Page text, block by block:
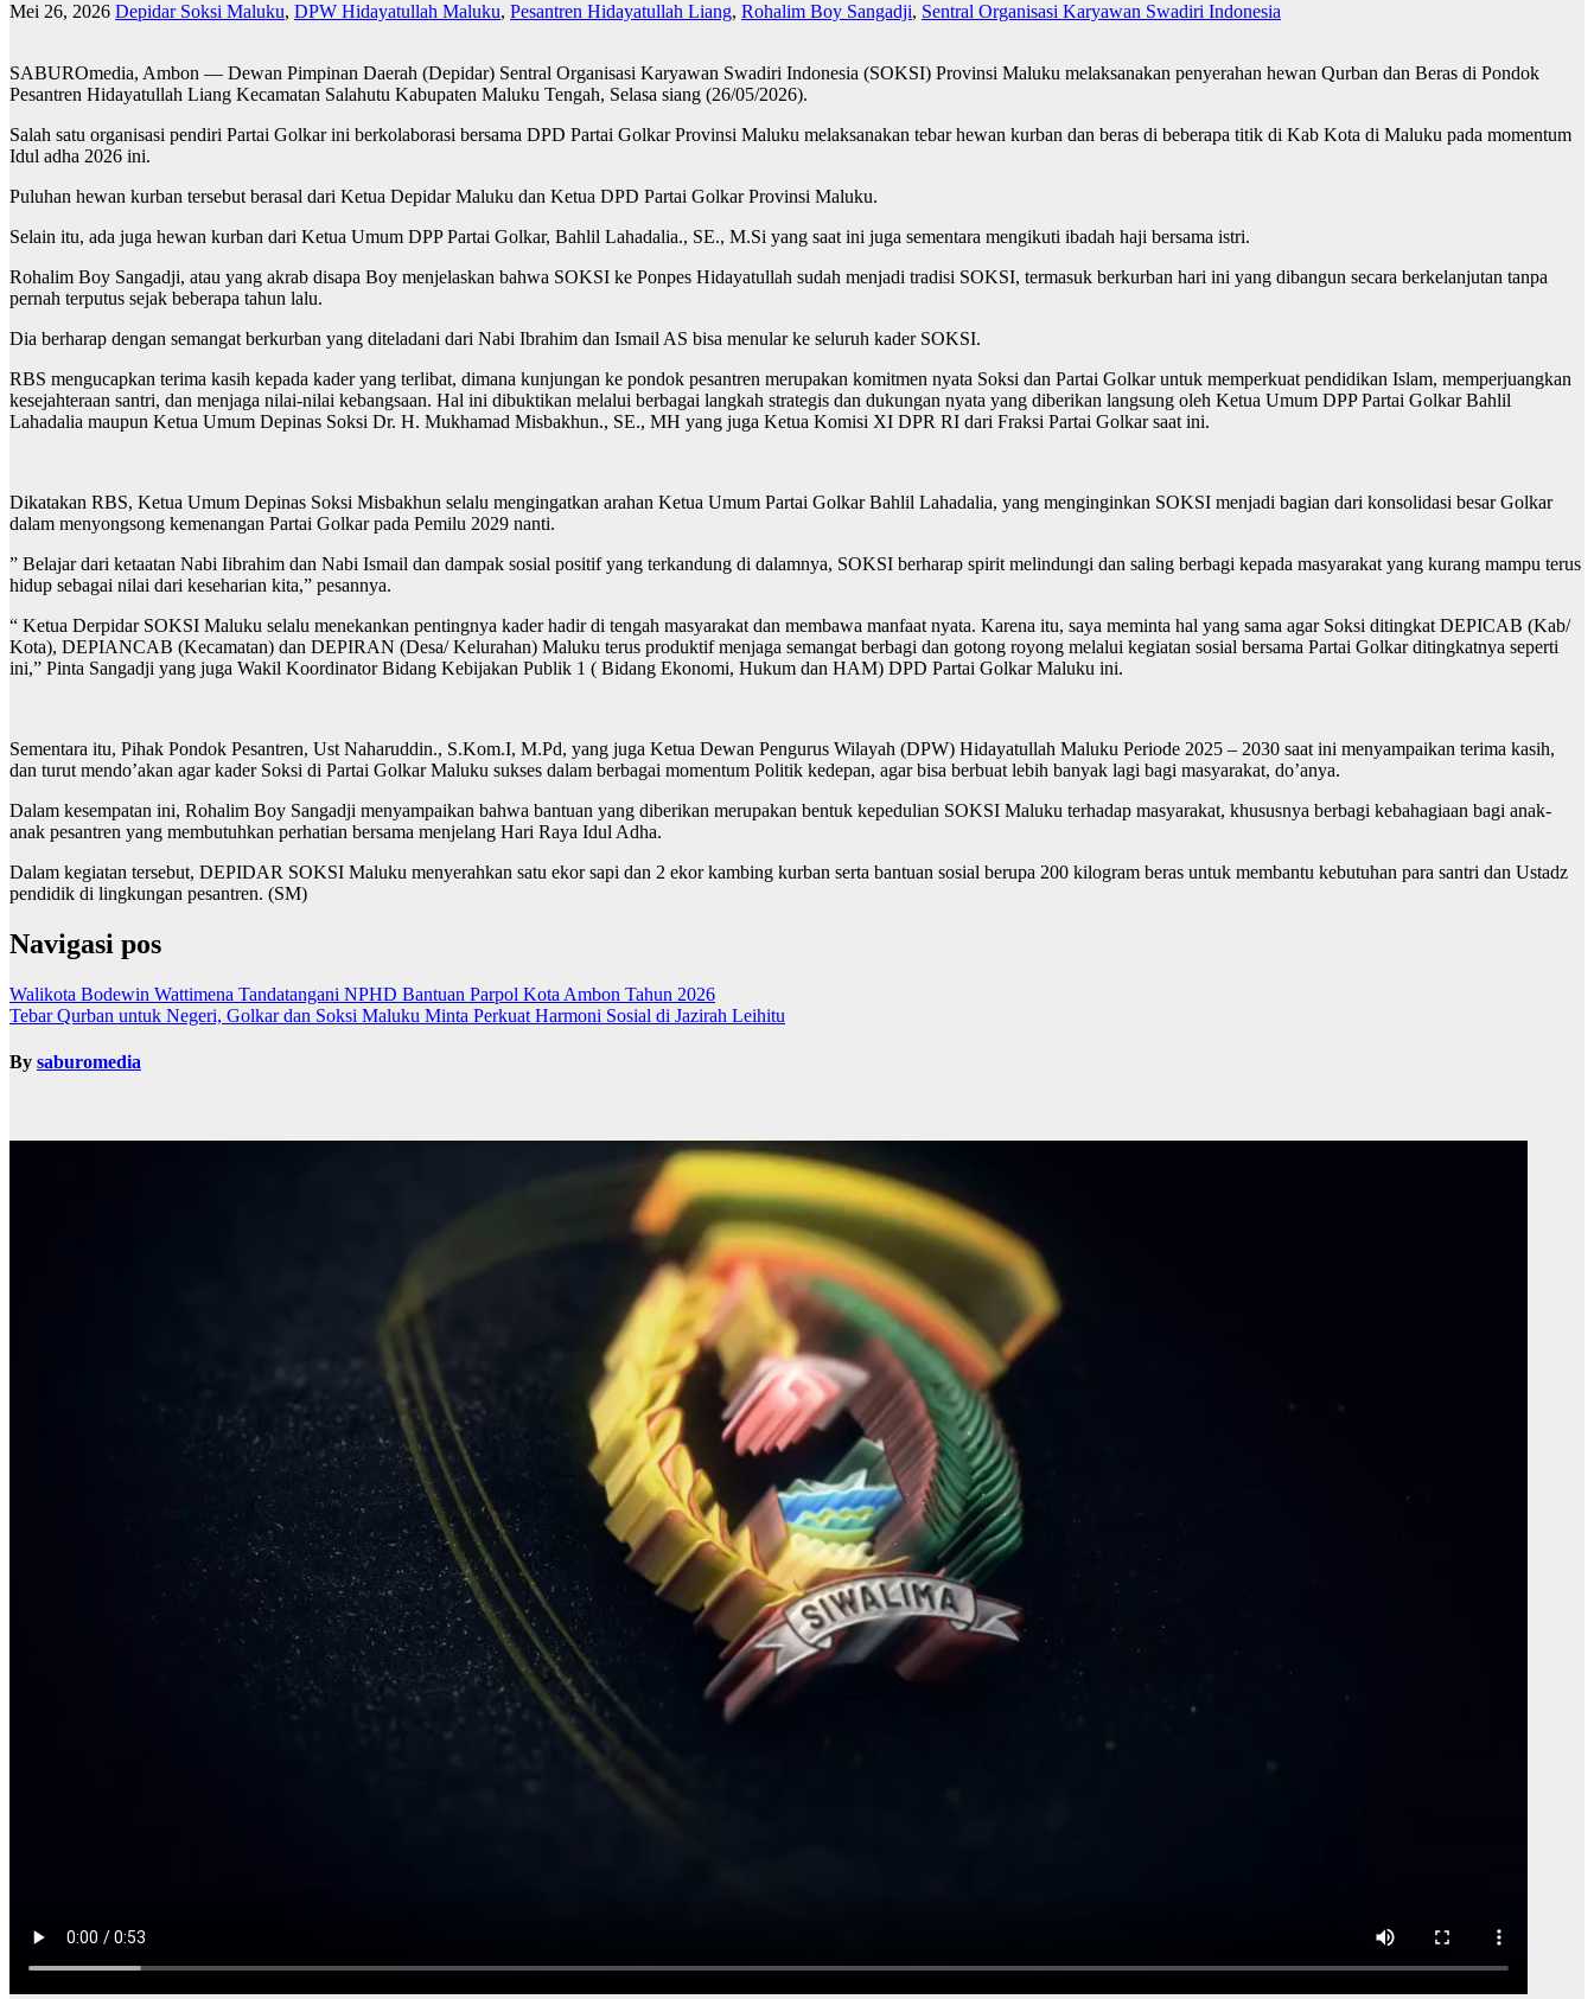
Mei 26, 2026 Depidar Soksi Maluku, DPW Hidayatullah Maluku, Pesantren Hidayatullah Liang, Rohalim Boy Sangadji, Sentral Organisasi Karyawan Swadiri Indonesia
SABUROmedia, Ambon — Dewan Pimpinan Daerah (Depidar) Sentral Organisasi Karyawan Swadiri Indonesia (SOKSI) Provinsi Maluku melaksanakan penyerahan hewan Qurban dan Beras di Pondok
Pesantren Hidayatullah Liang Kecamatan Salahutu Kabupaten Maluku Tengah, Selasa siang (26/05/2026).
Salah satu organisasi pendiri Partai Golkar ini berkolaborasi bersama DPD Partai Golkar Provinsi Maluku melaksanakan tebar hewan kurban dan beras di beberapa titik di Kab Kota di Maluku pada momentum
Idul adha 2026 ini.
Puluhan hewan kurban tersebut berasal dari Ketua Depidar Maluku dan Ketua DPD Partai Golkar Provinsi Maluku.
Selain itu, ada juga hewan kurban dari Ketua Umum DPP Partai Golkar, Bahlil Lahadalia., SE., M.Si yang saat ini juga sementara mengikuti ibadah haji bersama istri.
Rohalim Boy Sangadji, atau yang akrab disapa Boy menjelaskan bahwa SOKSI ke Ponpes Hidayatullah sudah menjadi tradisi SOKSI, termasuk berkurban hari ini yang dibangun secara berkelanjutan tanpa
pernah terputus sejak beberapa tahun lalu.
Dia berharap dengan semangat berkurban yang diteladani dari Nabi Ibrahim dan Ismail AS bisa menular ke seluruh kader SOKSI.
RBS mengucapkan terima kasih kepada kader yang terlibat, dimana kunjungan ke pondok pesantren merupakan komitmen nyata Soksi dan Partai Golkar untuk memperkuat pendidikan Islam, memperjuangkan
kesejahteraan santri, dan menjaga nilai-nilai kebangsaan. Hal ini dibuktikan melalui berbagai langkah strategis dan dukungan nyata yang diberikan langsung oleh Ketua Umum DPP Partai Golkar Bahlil
Lahadalia maupun Ketua Umum Depinas Soksi Dr. H. Mukhamad Misbakhun., SE., MH yang juga Ketua Komisi XI DPR RI dari Fraksi Partai Golkar saat ini.
Dikatakan RBS, Ketua Umum Depinas Soksi Misbakhun selalu mengingatkan arahan Ketua Umum Partai Golkar Bahlil Lahadalia, yang menginginkan SOKSI menjadi bagian dari konsolidasi besar Golkar
dalam menyongsong kemenangan Partai Golkar pada Pemilu 2029 nanti.
” Belajar dari ketaatan Nabi Iibrahim dan Nabi Ismail dan dampak sosial positif yang terkandung di dalamnya, SOKSI berharap spirit melindungi dan saling berbagi kepada masyarakat yang kurang mampu terus
hidup sebagai nilai dari keseharian kita,” pesannya.
“ Ketua Derpidar SOKSI Maluku selalu menekankan pentingnya kader hadir di tengah masyarakat dan membawa manfaat nyata. Karena itu, saya meminta hal yang sama agar Soksi ditingkat DEPICAB (Kab/
Kota), DEPIANCAB (Kecamatan) dan DEPIRAN (Desa/ Kelurahan) Maluku terus produktif menjaga semangat berbagi dan gotong royong melalui kegiatan sosial bersama Partai Golkar ditingkatnya seperti
ini,” Pinta Sangadji yang juga Wakil Koordinator Bidang Kebijakan Publik 1 ( Bidang Ekonomi, Hukum dan HAM) DPD Partai Golkar Maluku ini.
Sementara itu, Pihak Pondok Pesantren, Ust Naharuddin., S.Kom.I, M.Pd, yang juga Ketua Dewan Pengurus Wilayah (DPW) Hidayatullah Maluku Periode 2025 – 2030 saat ini menyampaikan terima kasih,
dan turut mendo’akan agar kader Soksi di Partai Golkar Maluku sukses dalam berbagai momentum Politik kedepan, agar bisa berbuat lebih banyak lagi bagi masyarakat, do’anya.
Dalam kesempatan ini, Rohalim Boy Sangadji menyampaikan bahwa bantuan yang diberikan merupakan bentuk kepedulian SOKSI Maluku terhadap masyarakat, khususnya berbagi kebahagiaan bagi anak-
anak pesantren yang membutuhkan perhatian bersama menjelang Hari Raya Idul Adha.
Dalam kegiatan tersebut, DEPIDAR SOKSI Maluku menyerahkan satu ekor sapi dan 2 ekor kambing kurban serta bantuan sosial berupa 200 kilogram beras untuk membantu kebutuhan para santri dan Ustadz
pendidik di lingkungan pesantren. (SM)
Navigasi pos
Walikota Bodewin Wattimena Tandatangani NPHD Bantuan Parpol Kota Ambon Tahun 2026
Tebar Qurban untuk Negeri, Golkar dan Soksi Maluku Minta Perkuat Harmoni Sosial di Jazirah Leihitu
By saburomedia